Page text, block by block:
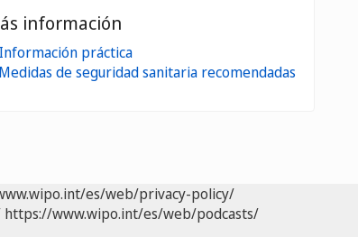
información
Información práctica
Medidas de seguridad sanitaria recomendadas
es/web/privacy-policy/
https://www.wipo.int/es/web/podcasts/